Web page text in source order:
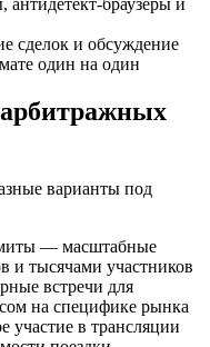
сделок и обсуждение
один на один
варианты под
— масштабные
и тысячами участников
встречи для
на специфике рынка
в трансляции